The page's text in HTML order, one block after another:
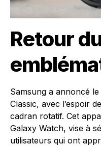
Retour
Samsung a annoncé
Classic, avec l’espoir
cadran rotatif. Cet
Galaxy Watch, vise à
utilisateurs qui ont